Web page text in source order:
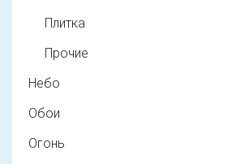
Плитка
Прочие
Небо
Обои
Огонь